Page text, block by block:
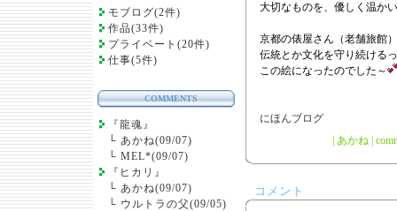
モブログ(2件)
作品(33件)
プライベート(20件)
仕事(5件)
COMMENTS
『龍魂』
└ あかね(09/07)
└ MEL*(09/07)
『ヒカリ』
└ あかね(09/07)
└ ウルトラの父(09/05)
大切なものを、優しく温か
京都の俵屋さん（老舗旅館
伝統とか文化を守り続ける
この絵になったのでした～
あかね|
コメント